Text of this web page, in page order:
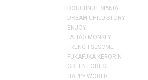
DOUGHNUT MANIA
DREAM CHILD STORY
ENJOY
FATIAO MONKEY
FRENCH SESOME
FUKAFUKA KERORIN
GREEN FOREST
HAPPY WORLD